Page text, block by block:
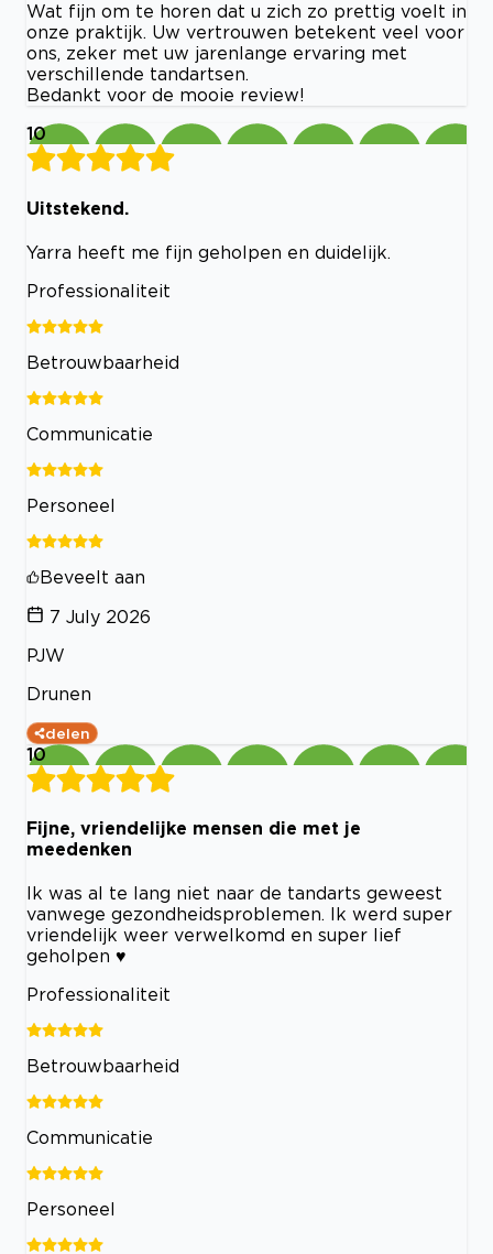
Wat fijn om te horen dat u zich zo prettig voelt in
onze praktijk. Uw vertrouwen betekent veel voor
ons, zeker met uw jarenlange ervaring met
verschillende tandartsen.
Bedankt voor de mooie review!
10
Uitstekend.
Yarra heeft me fijn geholpen en duidelijk.
Professionaliteit
Betrouwbaarheid
Communicatie
Personeel
Beveelt aan
7 July 2026
PJW
Drunen
delen
10
Fijne, vriendelijke mensen die met je
meedenken
Ik was al te lang niet naar de tandarts geweest
vanwege gezondheidsproblemen. Ik werd super
vriendelijk weer verwelkomd en super lief
geholpen ♥️
Professionaliteit
Betrouwbaarheid
Communicatie
Personeel